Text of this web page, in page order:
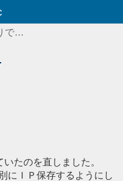
で…
たのを直しました。
にＩＰ保存するようにし